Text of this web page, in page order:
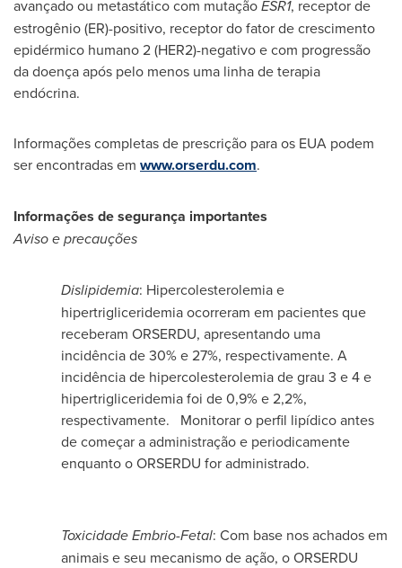
avançado ou metastático com mutaçãoESR1, receptor de
estrogênio (ER)-positivo, receptor do fator de crescimento
epidérmico humano 2 (HER2)-negativo e com progressão
da doença após pelo menos uma linha de terapia
endócrina.
Informações completas de prescrição para os EUA podem
ser encontradas em www.orserdu.com.
Informações de segurança importantes
Aviso e precauções
Dislipidemia: Hipercolesterolemia e
hipertrigliceridemia ocorreram em pacientes que
receberam ORSERDU, apresentando uma
incidência de 30% e 27%, respectivamente. A
incidência de hipercolesterolemia de grau 3 e 4 e
hipertrigliceridemia foi de 0,9% e 2,2%,
respectivamente. Monitorar o perfil lipídico antes
de começar a administração e periodicamente
enquanto o ORSERDU for administrado.
Toxicidade Embrio-Fetal: Com base nos achados em
animais e seu mecanismo de ação, o ORSERDU